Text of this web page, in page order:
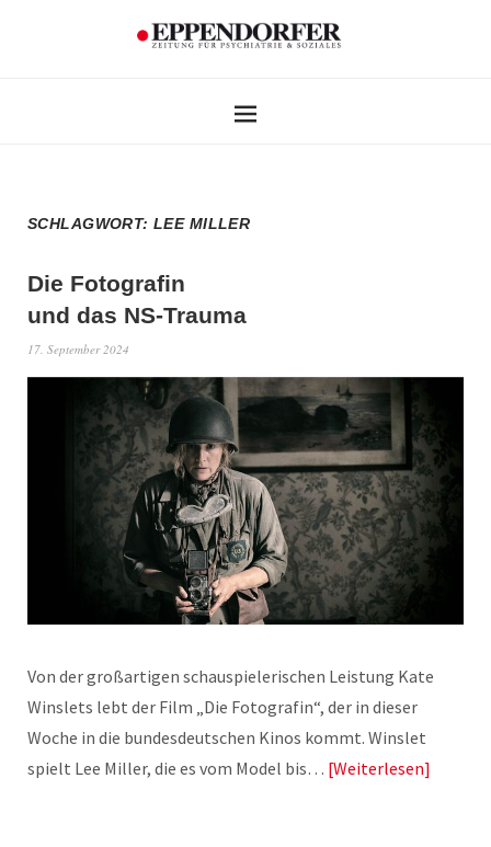
SCHLAGWORT:LEE MILLER
Die Fotografin
und das NS-Trauma
17. September 2024
Von der großartigen schauspielerischen Leistung Kate
Winslets lebt der Film „Die Fotografin“, der in dieser
Woche in die bundesdeutschen Kinos kommt. Winslet
spielt Lee Miller, die es vom Model bis… Weiterlesen